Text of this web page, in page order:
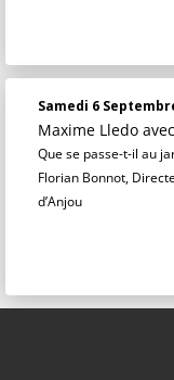
Samedi 6
Maxime Lledo
Que se passe-t-il au
Florian Bonnot,
d’Anjou